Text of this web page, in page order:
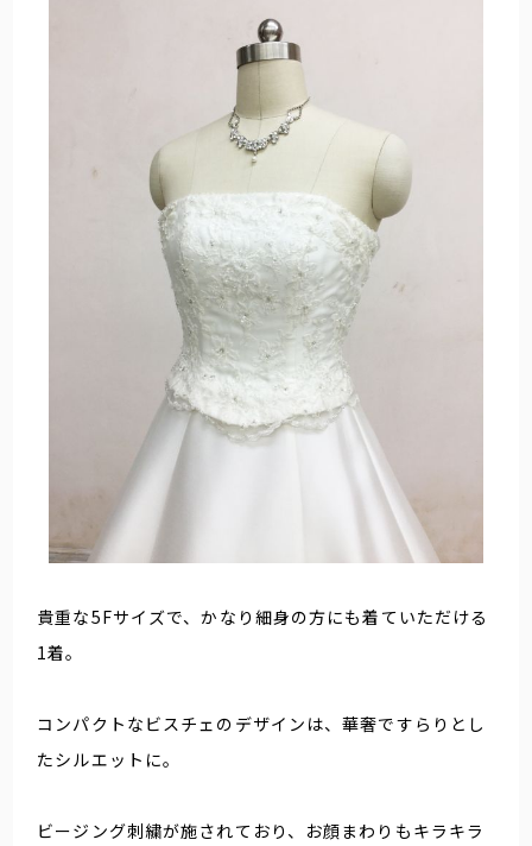
貴重な5Fサイズで、かなり細身の方にも着ていただける
1着。
コンパクトなビスチェのデザインは、華奢ですらりとし
たシルエットに。
ビージング刺繍が施されており、お顔まわりもキラキラ